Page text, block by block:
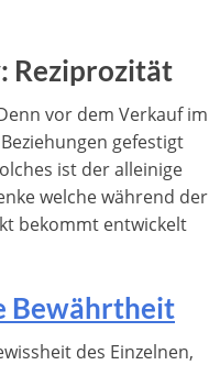
Reziprozität
vor dem Verkauf im
gefestigt
ist der alleinige
welche während der
bekommt entwickelt
Bewährtheit
des Einzelnen,